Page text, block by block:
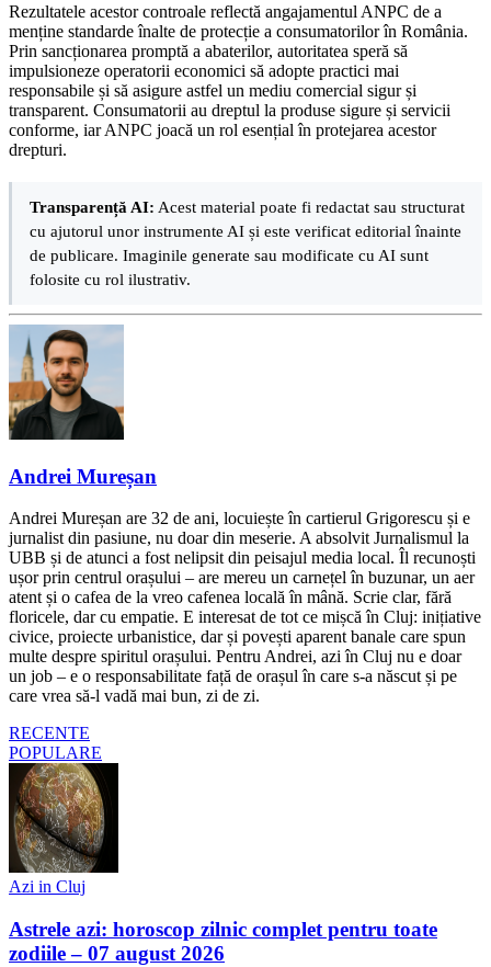
Rezultatele acestor controale reflectă angajamentul ANPC de a
menține standarde înalte de protecție a consumatorilor în România.
Prin sancționarea promptă a abaterilor, autoritatea speră să
impulsioneze operatorii economici să adopte practici mai
responsabile și să asigure astfel un mediu comercial sigur și
transparent. Consumatorii au dreptul la produse sigure și servicii
conforme, iar ANPC joacă un rol esențial în protejarea acestor
drepturi.
Transparență AI: Acest material poate fi redactat sau structurat
cu ajutorul unor instrumente AI și este verificat editorial înainte
de publicare. Imaginile generate sau modificate cu AI sunt
folosite cu rol ilustrativ.
Andrei Mureșan
Andrei Mureșan are 32 de ani, locuiește în cartierul Grigorescu și e
jurnalist din pasiune, nu doar din meserie. A absolvit Jurnalismul la
UBB și de atunci a fost nelipsit din peisajul media local. Îl recunoști
ușor prin centrul orașului – are mereu un carnețel în buzunar, un aer
atent și o cafea de la vreo cafenea locală în mână. Scrie clar, fără
floricele, dar cu empatie. E interesat de tot ce mișcă în Cluj: inițiative
civice, proiecte urbanistice, dar și povești aparent banale care spun
multe despre spiritul orașului. Pentru Andrei, azi în Cluj nu e doar
un job – e o responsabilitate față de orașul în care s-a născut și pe
care vrea să-l vadă mai bun, zi de zi.
RECENTE
POPULARE
Azi in Cluj
Astrele azi: horoscop zilnic complet pentru toate
zodiile – 07 august 2026